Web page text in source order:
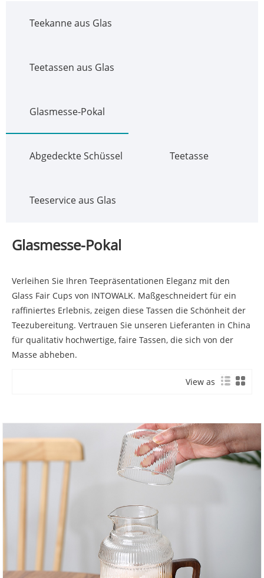
Teekanne aus Glas
Teetassen aus Glas
Glasmesse-Pokal
Abgedeckte Schüssel Teetasse
Teeservice aus Glas
Glasmesse-Pokal
Verleihen Sie Ihren Teepräsentationen Eleganz mit den
Glass Fair Cups von INTOWALK. Maßgeschneidert für ein
raffiniertes Erlebnis, zeigen diese Tassen die Schönheit der
Teezubereitung. Vertrauen Sie unseren Lieferanten in China
für qualitativ hochwertige, faire Tassen, die sich von der
Masse abheben.
View as